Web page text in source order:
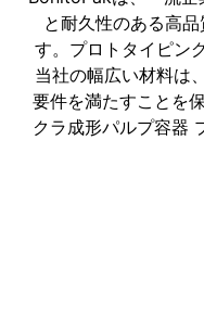
と耐久性のある高
す。プロトタイピン
当社の幅広い材料は
要件を満たすことを
クラ成形パルプ容器